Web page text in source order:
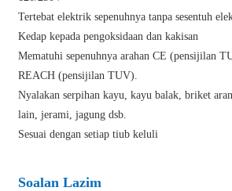
Tertebat elektrik sepenuhnya tanpa sesentuh
Kedap kepada pengoksidaan dan kakisan
Mematuhi sepenuhnya arahan CE (pensijilan
REACH (pensijilan TUV).
Nyalakan serpihan kayu, kayu balak, briket
lain, jerami, jagung dsb.
Sesuai dengan setiap tiub keluli
Soalan Lazim